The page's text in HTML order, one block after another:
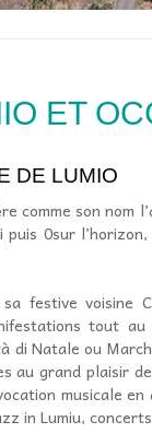
ET
DE LUMIO
comme son nom
0sur
festive voisine
tout
di Natale ou
au grand plaisir
musicale
in Lumiu,